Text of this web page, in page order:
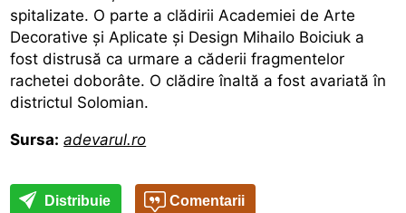
spitalizate. O parte a clădirii Academiei de Arte
Decorative și Aplicate și Design Mihailo Boiciuk a
fost distrusă ca urmare a căderii fragmentelor
rachetei doborâte. O clădire înaltă a fost avariată în
districtul Solomian.
Sursa: adevarul.ro
Distribuie Comentarii